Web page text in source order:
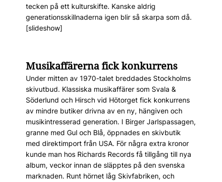
tecken på ett kulturskifte. Kanske aldrig
generationsskillnaderna igen blir så skarpa som då.
[slideshow]
Musikaffärerna fick konkurrens
Under mitten av 1970-talet breddades Stockholms
skivutbud. Klassiska musikaffärer som Svala &
Söderlund och Hirsch vid Hötorget fick konkurrens
av mindre butiker drivna av en ny, hängiven och
musikintresserad generation. I Birger Jarlspassagen,
granne med Gul och Blå, öppnades en skivbutik
med direktimport från USA. För några extra kronor
kunde man hos Richards Records få tillgång till nya
album, veckor innan de släpptes på den svenska
marknaden. Runt hörnet låg Skivfabriken, och